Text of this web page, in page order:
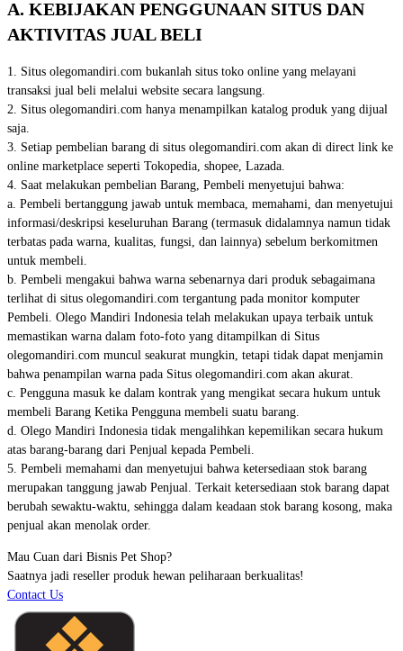
A. KEBIJAKAN PENGGUNAAN SITUS DAN
AKTIVITAS JUAL BELI
1. Situs olegomandiri.com bukanlah situs toko online yang melayani
transaksi jual beli melalui website secara langsung.
2. Situs olegomandiri.com hanya menampilkan katalog produk yang dijual
saja.
3. Setiap pembelian barang di situs olegomandiri.com akan di direct link ke
online marketplace seperti Tokopedia, shopee, Lazada.
4. Saat melakukan pembelian Barang, Pembeli menyetujui bahwa:
a. Pembeli bertanggung jawab untuk membaca, memahami, dan menyetujui
informasi/deskripsi keseluruhan Barang (termasuk didalamnya namun tidak
terbatas pada warna, kualitas, fungsi, dan lainnya) sebelum berkomitmen
untuk membeli.
b. Pembeli mengakui bahwa warna sebenarnya dari produk sebagaimana
terlihat di situs olegomandiri.com tergantung pada monitor komputer
Pembeli. Olego Mandiri Indonesia telah melakukan upaya terbaik untuk
memastikan warna dalam foto-foto yang ditampilkan di Situs
olegomandiri.com muncul seakurat mungkin, tetapi tidak dapat menjamin
bahwa penampilan warna pada Situs olegomandiri.com akan akurat.
c. Pengguna masuk ke dalam kontrak yang mengikat secara hukum untuk
membeli Barang Ketika Pengguna membeli suatu barang.
d. Olego Mandiri Indonesia tidak mengalihkan kepemilikan secara hukum
atas barang-barang dari Penjual kepada Pembeli.
5. Pembeli memahami dan menyetujui bahwa ketersediaan stok barang
merupakan tanggung jawab Penjual. Terkait ketersediaan stok barang dapat
berubah sewaktu-waktu, sehingga dalam keadaan stok barang kosong, maka
penjual akan menolak order.
Mau Cuan dari Bisnis Pet Shop?
Saatnya jadi reseller produk hewan peliharaan berkualitas!
Contact Us